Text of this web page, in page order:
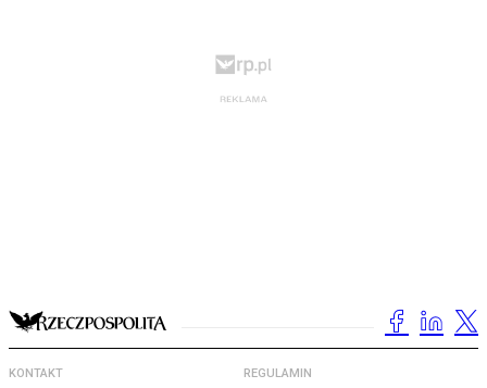
KONTAKT REGULAMIN